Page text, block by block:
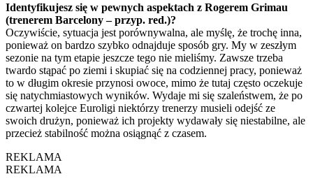
Identyfikujesz się w pewnych aspektach z Rogerem Grimau
(trenerem Barcelony – przyp. red.)?
Oczywiście, sytuacja jest porównywalna, ale myślę, że trochę inna,
ponieważ on bardzo szybko odnajduje sposób gry. My w zeszłym
sezonie na tym etapie jeszcze tego nie mieliśmy. Zawsze trzeba
twardo stąpać po ziemi i skupiać się na codziennej pracy, ponieważ
to w długim okresie przynosi owoce, mimo że tutaj często oczekuje
się natychmiastowych wyników. Wydaje mi się szaleństwem, że po
czwartej kolejce Euroligi niektórzy trenerzy musieli odejść ze
swoich drużyn, ponieważ ich projekty wydawały się niestabilne, ale
przecież stabilność można osiągnąć z czasem.
REKLAMA
REKLAMA